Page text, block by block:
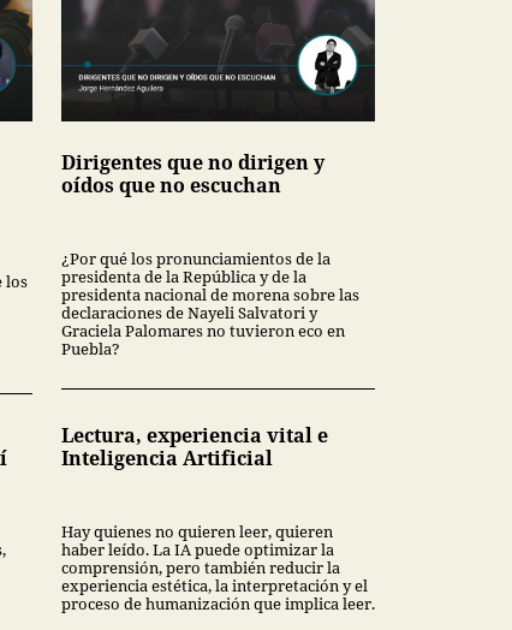
los
Dirigentes que no dirigen y
oídos que no escuchan
¿Por qué los pronunciamientos de la
presidenta de la República y de la
presidenta nacional de morena sobre las
declaraciones de Nayeli Salvatori y
Graciela Palomares no tuvieron eco en
Puebla?
Lectura, experiencia vital e
Inteligencia Artificial
Hay quienes no quieren leer, quieren
haber leído. La IA puede optimizar la
comprensión, pero también reducir la
experiencia estética, la interpretación y el
proceso de humanización que implica leer.